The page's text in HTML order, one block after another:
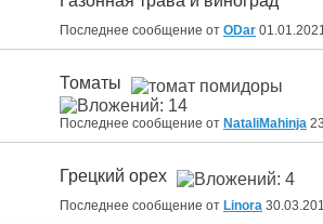
Последнее сообщение от ODar
Томаты
Последнее сообщение от NataliMahinja
Грецкий орех
Последнее сообщение от Linora